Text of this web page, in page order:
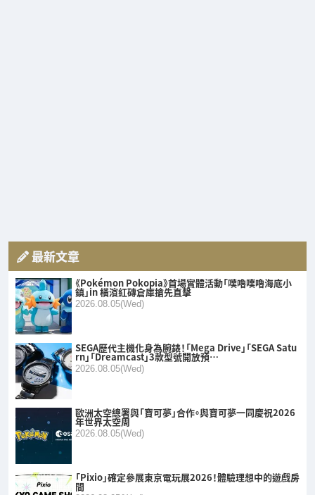
最新文章
《Pokémon Pokopia》首場實體活動「噗嚕噗嚕海底小
鎮」in 橫濱紅磚倉庫搶先直擊
2026.08.05(Wed)
SEGA歷代主機化身為腕錶！「Mega Drive」「SEGA Satu
rn」「Dreamcast」3款型號開放預…
2026.08.05(Wed)
歐洲太空總署與「寶可夢」合作。與寶可夢一同慶祝2026
年世界太空周
2026.08.05(Wed)
「Pixio」確定參展東京電玩展2026！體驗理想中的遊戲房
間